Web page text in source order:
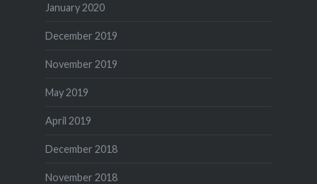
January 2020
December 2019
November 2019
May 2019
April 2019
December 2018
November 2018